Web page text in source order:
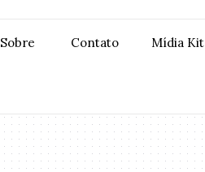
Sobre Contato Mídia Kit